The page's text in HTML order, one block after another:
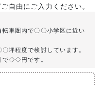
自由にご入力ください。
車圏内で〇〇小学区に近い
坪程度で検討しています。
◇◇円です。